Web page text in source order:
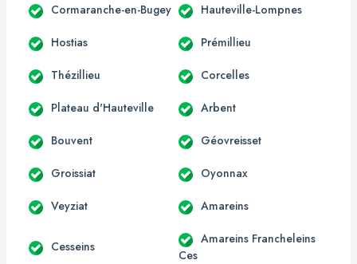
Cormaranche-en-Bugey Hauteville-Lompnes
Hostias Prémillieu
Thézillieu Corcelles
Plateau d'Hauteville Arbent
Bouvent Géovreisset
Groissiat Oyonnax
Veyziat Amareins
Cesseins
Amareins Francheleins
Ces